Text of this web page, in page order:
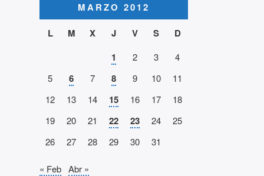
MARZO 2012
L
M X J V S
D
1
2 3
4
5
6 7 8 9 10
11
12
13 14 15 16 17
18
19
20 21 22 23 24
25
26
27 28 29 30 31
« Feb Abr »